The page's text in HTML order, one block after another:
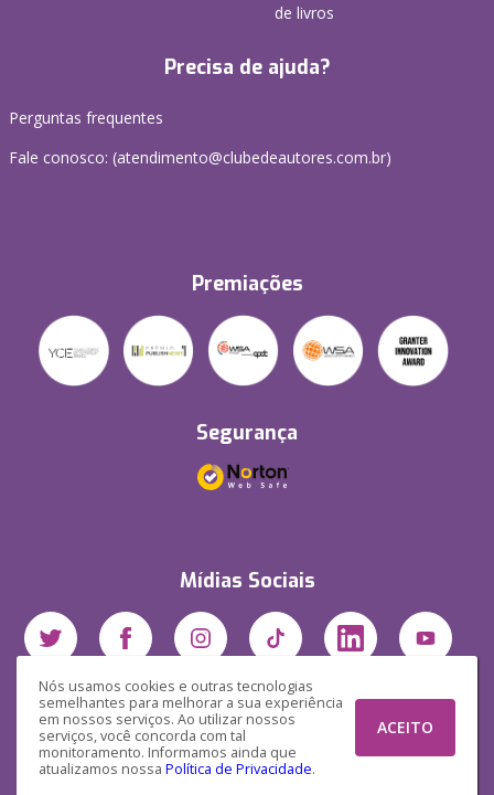
Nós usamos cookies e outras tecnologias
semelhantes para melhorar a sua experiência
em nossos serviços. Ao utilizar nossos
serviços, você concorda com tal
monitoramento. Informamos ainda que
atualizamos nossa Política de Privacidade.
ACEITO
de livros
Precisa de ajuda?
Perguntas frequentes
Fale conosco: (atendimento@clubedeautores.com.br)
Premiações
Segurança
Mídias Sociais